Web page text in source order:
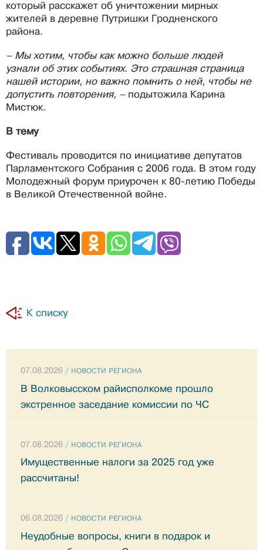
который расскажет об уничтожении мирных
жителей в деревне Путришки Гродненского
района.
– Мы хотим, чтобы как можно больше людей
узнали об этих событиях. Это страшная страница
нашей истории, но важно помнить о ней, чтобы не
допустить повторения, – подытожила Карина
Мистюк.
В тему
Фестиваль проводится по инициативе депутатов
Парламентского Собрания с 2006 года. В этом году
Молодежный форум приурочен к 80-летию Победы
в Великой Отечественной войне.
К списку
07.08.2026 / НОВОСТИ РЕГИОНА
В Волковысском райисполкоме прошло
экстренное заседание комиссии по ЧС
07.08.2026 / НОВОСТИ РЕГИОНА
Имущественные налоги за 2025 год уже
рассчитаны!
06.08.2026 / НОВОСТИ РЕГИОНА
Неудобные вопросы, книги в подарок и